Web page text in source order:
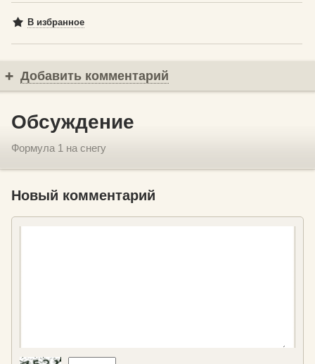
В избранное
Добавить комментарий
Обсуждение
Формула 1 на снегу
Новый комментарий